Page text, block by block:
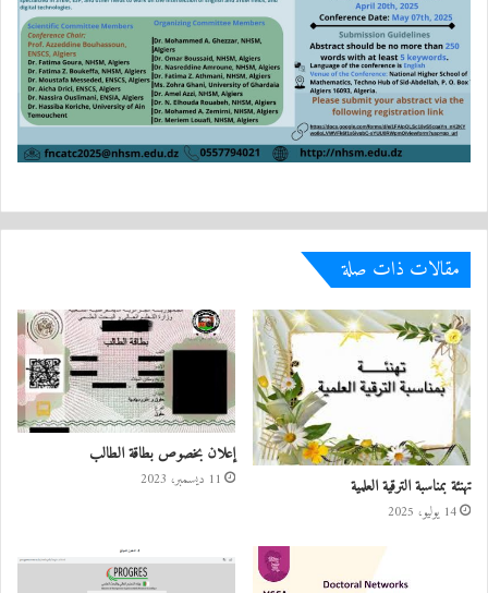
مقالات ذات صلة
تهنئة بمناسبة الترقية العلمية
14 يوليو، 2025
إعلان بخصوص بطاقة الطالب
11 ديسمبر، 2023